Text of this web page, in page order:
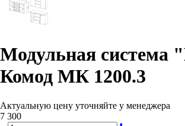
Модульная система
Комод МК 1200.3
Актуальную цену уточняйте у менеджера
7 300